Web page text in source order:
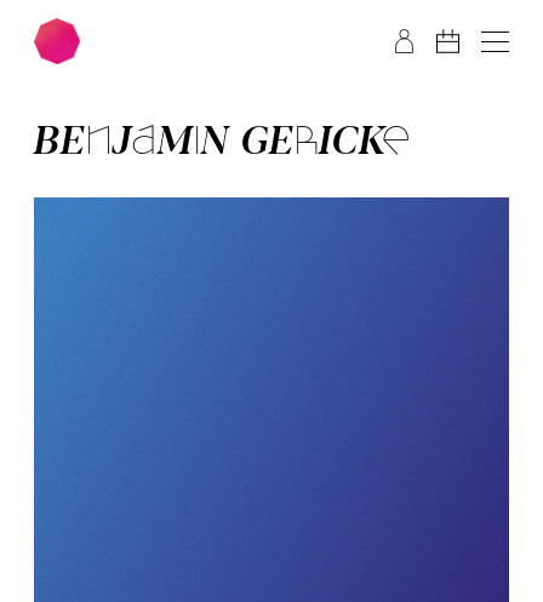
Zum Hauptinhalt springen Zum Footer springen
BEN­JA­MIN GE­RICK­E